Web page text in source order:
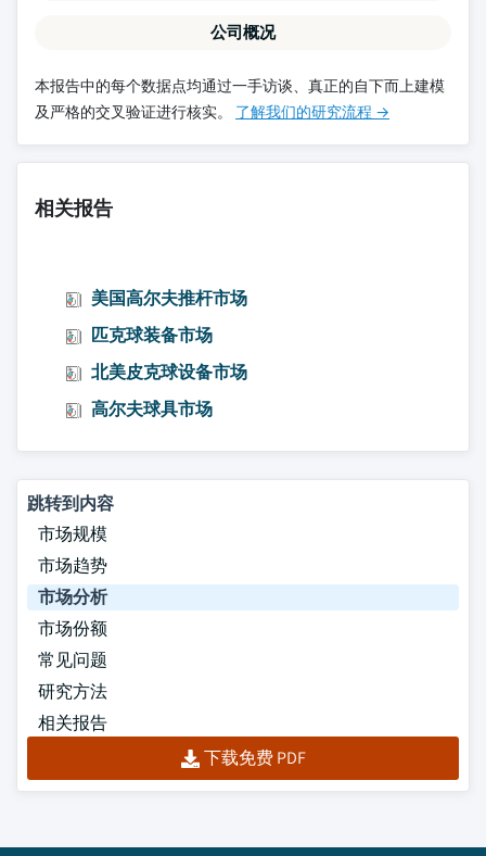
公司概况
本报告中的每个数据点均通过一手访谈、真正的自下而上建模
及严格的交叉验证进行核实。 了解我们的研究流程 →
相关报告
美国高尔夫推杆市场
匹克球装备市场
北美皮克球设备市场
高尔夫球具市场
跳转到内容
市场规模
市场趋势
市场分析
市场份额
常见问题
研究方法
相关报告
下载免费 PDF